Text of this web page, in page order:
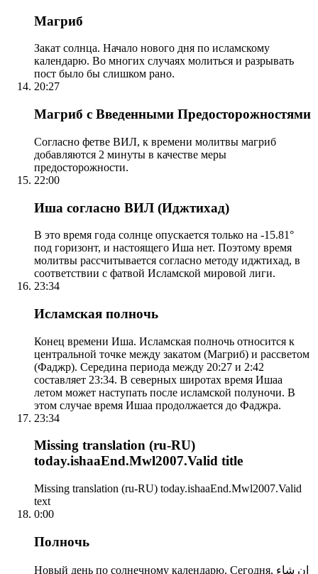
Магриб
Закат солнца. Начало нового дня по исламскому
календарю. Во многих случаях молиться и разрывать
пост было бы слишком рано.
20:27
Магриб с Введенными Предосторожностями
Согласно фетве ВИЛ, к времени молитвы магриб
добавляются 2 минуты в качестве меры
предосторожности.
22:00
Иша согласно ВИЛ (Иджтихад)
В это время года солнце опускается только на -15.81°
под горизонт, и настоящего Иша нет. Поэтому время
молитвы рассчитывается согласно методу иджтихад, в
соответствии с фатвой Исламской мировой лиги.
23:34
Исламская полночь
Конец времени Иша. Исламская полночь относится к
центральной точке между закатом (Магриб) и рассветом
(Фаджр). Середина периода между 20:27 и 2:42
составляет 23:34. В северных широтах время Ишаа
летом может наступать после исламской полуночи. В
этом случае время Ишаа продолжается до Фаджра.
23:34
Missing translation (ru-RU)
today.ishaaEnd.Mwl2007.Valid title
Missing translation (ru-RU) today.ishaaEnd.Mwl2007.Valid
text
0:00
Полночь
Новый день по солнечному календарю. Сегодня, إن شاء